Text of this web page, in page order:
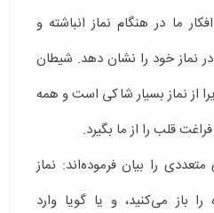
ما در هنگام نماز انباشته و
نماز خود را نشان دهد. شیطان
از نماز بسیار شاکی است و همه
قلب را از ما بگیرد.
را بیان فرموده‌‌اند: نماز
باز می‌کنید، و یا گویا وارد